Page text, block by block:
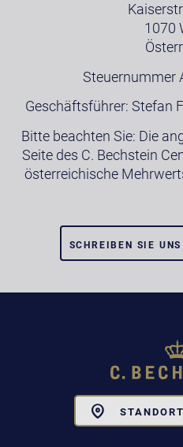
1070
Steuernummer
Geschäftsführer: Stefan
Bitte beachten Sie: Die
Seite des C. Bechstein
österreichische
SCHREIBEN SIE